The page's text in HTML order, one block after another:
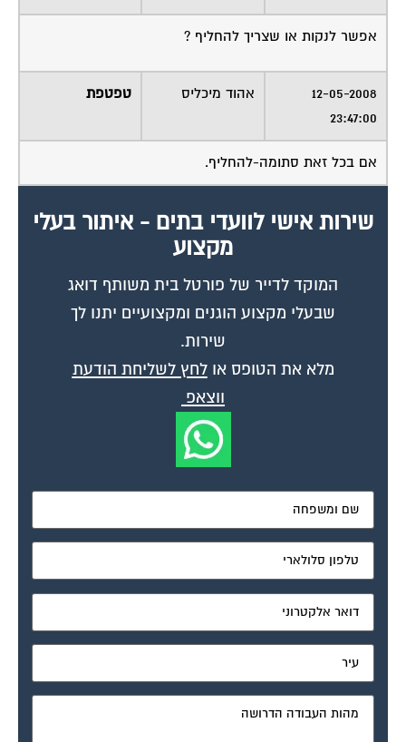
אפשר לנקות או שצריך להחליף ?
12-05-2008
23:47:00
אהוד מיכליס טפטפת
אם בכל זאת סתומה-להחליף.
מקצוע
המוקד לדייר של פורטל בית משותף דואג
שבעלי מקצוע הוגנים ומקצועיים יתנו לך
שירות.
מלא את הטופס אולחץ לשליחת הודעת
ווצאפ